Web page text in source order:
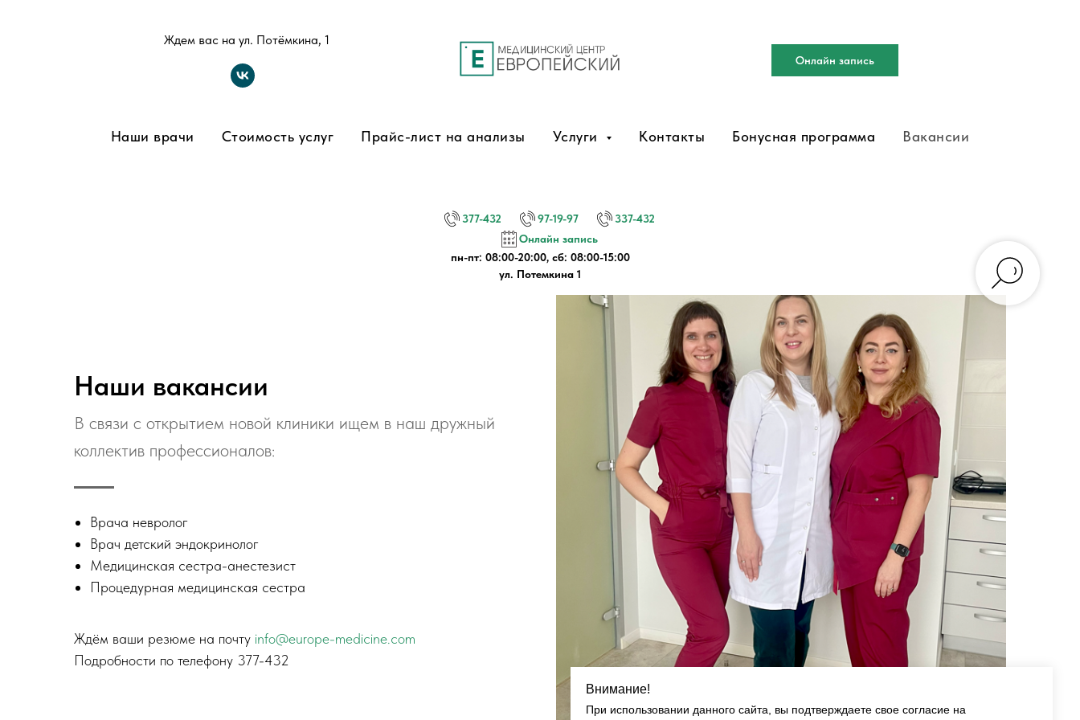
Ждем вас на ул. Потёмкина, 1
Онлайн запись
Наши врачи Стоимость услуг Прайс-лист на анализы Услуги Контакты Бонусная программа Вакансии
377-432 97-19-97
337-432
Онлайн запись
пн-пт: 08:00-20:00, сб: 08:00-15:00
ул. Потемкина 1
Наши вакансии
В связи с открытием новой клиники ищем в наш дружный
коллектив профессионалов:
Врача невролог
Врач детский эндокринолог
Медицинская сестра-анестезист
Процедурная медицинская сестра
Ждём ваши резюме на почту info@europe-medicine.com
Подробности по телефону 377-432
Внимание!
При использовании данного сайта, вы подтверждаете свое согласие на